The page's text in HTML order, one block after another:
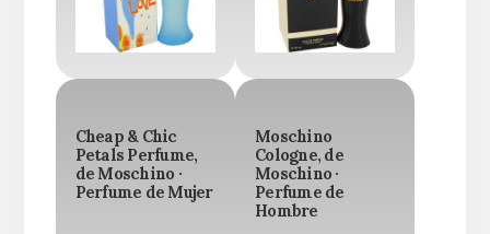
Cheap & Chic
Petals Perfume,
de Moschino ·
Perfume de Mujer
Moschino
Cologne, de
Moschino ·
Perfume de
Hombre